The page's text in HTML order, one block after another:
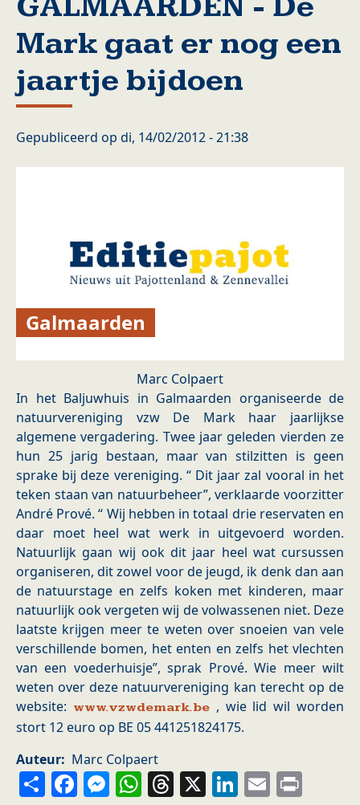
Mark gaat er nog een
jaartje bijdoen
Gepubliceerd op di, 14/02/2012 - 21:38
Galmaarden
Marc Colpaert
In het Baljuwhuis in Galmaarden organiseerde de
natuurvereniging vzw De Mark haar jaarlijkse
algemene vergadering. Twee jaar geleden vierden ze
hun 25 jarig bestaan, maar van stilzitten is geen
sprake bij deze vereniging. “ Dit jaar zal vooral in het
teken staan van natuurbeheer”, verklaarde voorzitter
André Prové. “ Wij hebben in totaal drie reservaten en
daar moet heel wat werk in uitgevoerd worden.
Natuurlijk gaan wij ook dit jaar heel wat cursussen
organiseren, dit zowel voor de jeugd, ik denk dan aan
de natuurstage en zelfs koken met kinderen, maar
natuurlijk ook vergeten wij de volwassenen niet. Deze
laatste krijgen meer te weten over snoeien van vele
verschillende bomen, het enten en zelfs het vlechten
van een voederhuisje”, sprak Prové. Wie meer wilt
weten over deze natuurvereniging kan terecht op de
website: www.vzwdemark.be, wie lid wil worden
stort 12 euro op BE 05 441251824175.
Auteur
Marc Colpaert
ShareFacebook
Messenger
WhatsApp
Threads
X LinkedIn
Email